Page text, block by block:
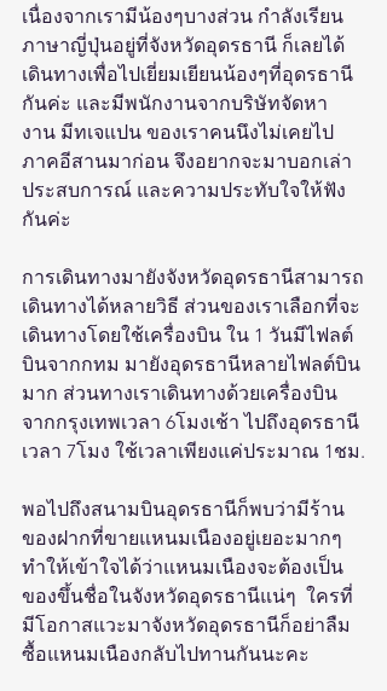
เนื่องจากเรามีน้องๆบางส่วน กำลังเรียน
ภาษาญี่ปุ่นอยู่ที่จังหวัดอุดรธานี ก็เลยได้
เดินทางเพื่อไปเยี่ยมเยียนน้องๆที่อุดรธานี
กันค่ะ และมีพนักงานจากบริษัทจัดหา
งาน มีทเจแปน ของเราคนนึงไม่เคยไป
ภาคอีสานมาก่อน จึงอยากจะมาบอกเล่า
ประสบการณ์ และความประทับใจให้ฟัง
กันค่ะ
การเดินทางมายังจังหวัดอุดรธานีสามารถ
เดินทางได้หลายวิธี ส่วนของเราเลือกที่จะ
เดินทางโดยใช้เครื่องบิน ใน 1 วันมีไฟลต์
บินจากกทม มายังอุดรธานีหลายไฟลต์บิน
มาก ส่วนทางเราเดินทางด้วยเครื่องบิน
จากกรุงเทพเวลา 6โมงเช้า ไปถึงอุดรธานี
เวลา 7โมง ใช้เวลาเพียงแค่ประมาณ 1ชม.
พอไปถึงสนามบินอุดรธานีก็พบว่ามีร้าน
ของฝากที่ขายแหนมเนืองอยู่เยอะมากๆ
ทำให้เข้าใจได้ว่าแหนมเนืองจะต้องเป็น
ของขึ้นชื่อในจังหวัดอุดรธานีแน่ๆ  ใครที่
มีโอกาสแวะมาจังหวัดอุดรธานีก็อย่าลืม
ซื้อแหนมเนืองกลับไปทานกันนะคะ